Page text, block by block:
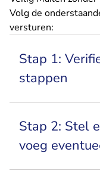
Volg de
versturen:
Stap 1:
stappen
Stap 2: Stel
voeg